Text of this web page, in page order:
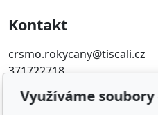
Kontakt
crsmo.rokycany@tiscali.cz
371722718
Oblíbené odkazy
Využíváme soubory